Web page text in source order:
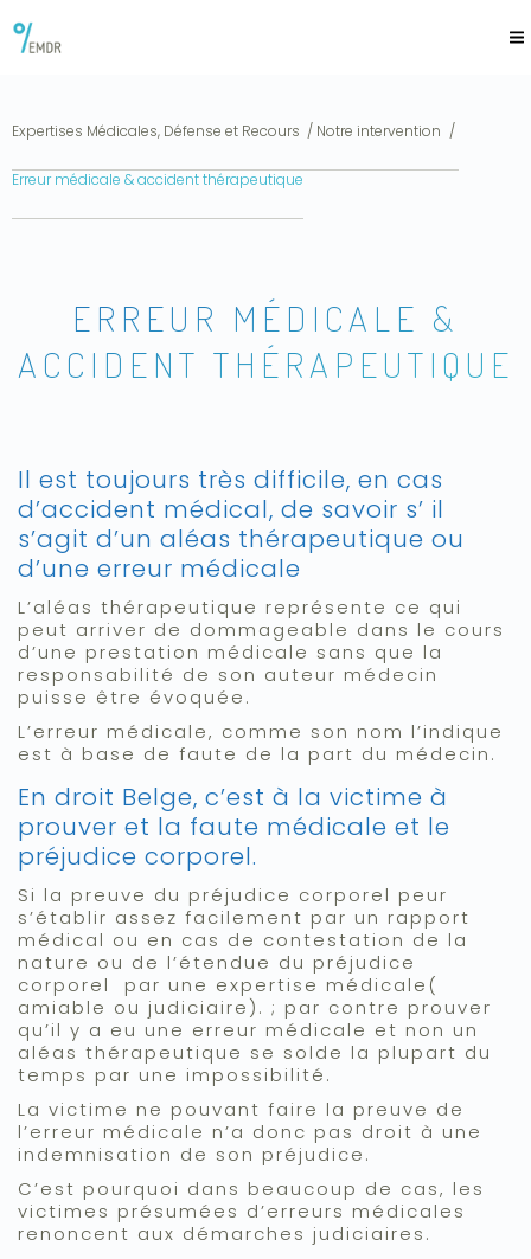
au
contenu
are
here
Expertises Médicales, Défense et Recours Notre intervention
Erreur médicale & accident thérapeutique
ERREUR MÉDICALE &
ACCIDENT THÉRAPEUTIQUE
Il est toujours très difficile, en cas
d’accident médical, de savoir s’ il
s’agit d’un aléas thérapeutique ou
d’une erreur médicale
L’aléas thérapeutique représente ce qui
peut arriver de dommageable dans le cours
d’une prestation médicale sans que la
responsabilité de son auteur médecin
puisse être évoquée.
L’erreur médicale, comme son nom l’indique
est à base de faute de la part du médecin.
En droit Belge, c’est à la victime à
prouver et la faute médicale et le
préjudice corporel.
Si la preuve du préjudice corporel peur
s’établir assez facilement par un rapport
médical ou en cas de contestation de la
nature ou de l’étendue du préjudice
corporel par une expertise médicale(
amiable ou judiciaire). ; par contre prouver
qu’il y a eu une erreur médicale et non un
aléas thérapeutique se solde la plupart du
temps par une impossibilité.
La victime ne pouvant faire la preuve de
l’erreur médicale n’a donc pas droit à une
indemnisation de son préjudice.
C’est pourquoi dans beaucoup de cas, les
victimes présumées d’erreurs médicales
renoncent aux démarches judiciaires.